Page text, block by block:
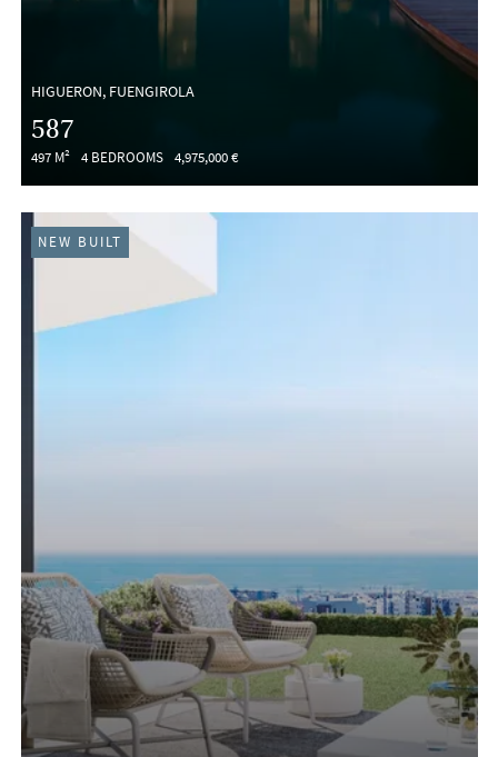
HIGUERON, FUENGIROLA
587
497 M² 4 BEDROOMS 4,975,000 €
NEW BUILT